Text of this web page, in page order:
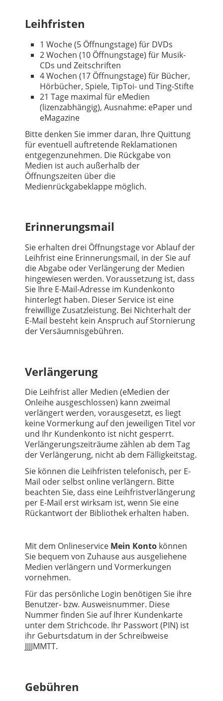
Leihfristen
1 Woche (5 Öffnungstage) für DVDs
2 Wochen (10 Öffnungstage) für Musik-
CDs und Zeitschriften
4 Wochen (17 Öffnungstage) für Bücher,
Hörbücher, Spiele, TipToi- und Ting-Stifte
21 Tage maximal für eMedien
(lizenzabhängig), Ausnahme: ePaper und
eMagazine
Bitte denken Sie immer daran, Ihre Quittung
für eventuell auftretende Reklamationen
entgegenzunehmen. Die Rückgabe von
Medien ist auch außerhalb der
Öffnungszeiten über die
Medienrückgabeklappe möglich.
Erinnerungsmail
Sie erhalten drei Öffnungstage vor Ablauf der
Leihfrist eine Erinnerungsmail, in der Sie auf
die Abgabe oder Verlängerung der Medien
hingewiesen werden. Voraussetzung ist, dass
Sie Ihre E-Mail-Adresse im Kundenkonto
hinterlegt haben. Dieser Service ist eine
freiwillige Zusatzleistung. Bei Nichterhalt der
E-Mail besteht kein Anspruch auf Stornierung
der Versäumnisgebühren.
Verlängerung
Die Leihfrist aller Medien (eMedien der
Onleihe ausgeschlossen) kann zweimal
verlängert werden, vorausgesetzt, es liegt
keine Vormerkung auf den jeweiligen Titel vor
und Ihr Kundenkonto ist nicht gesperrt.
Verlängerungszeiträume zählen ab dem Tag
der Verlängerung, nicht ab dem Fälligkeitstag.
Sie können die Leihfristen telefonisch, per E-
Mail oder selbst online verlängern. Bitte
beachten Sie, dass eine Leihfristverlängerung
per E-Mail erst wirksam ist, wenn Sie eine
Rückantwort der Bibliothek erhalten haben.
Mit dem Onlineservice Mein Konto können
Sie bequem von Zuhause aus ausgeliehene
Medien verlängern und Vormerkungen
vornehmen.
Für das persönliche Login benötigen Sie ihre
Benutzer- bzw. Ausweisnummer. Diese
Nummer finden Sie auf Ihrer Kundenkarte
unter dem Strichcode. Ihr Passwort (PIN) ist
ihr Geburtsdatum in der Schreibweise
JJJJMMTT.
Gebühren